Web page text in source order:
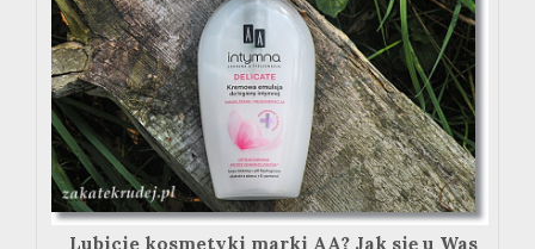
Lubicie kosmetyki marki AA? Jak się u Was